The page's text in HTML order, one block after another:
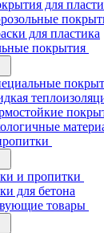
для
для пластика
покрытия
и пропитки
для бетона
товары